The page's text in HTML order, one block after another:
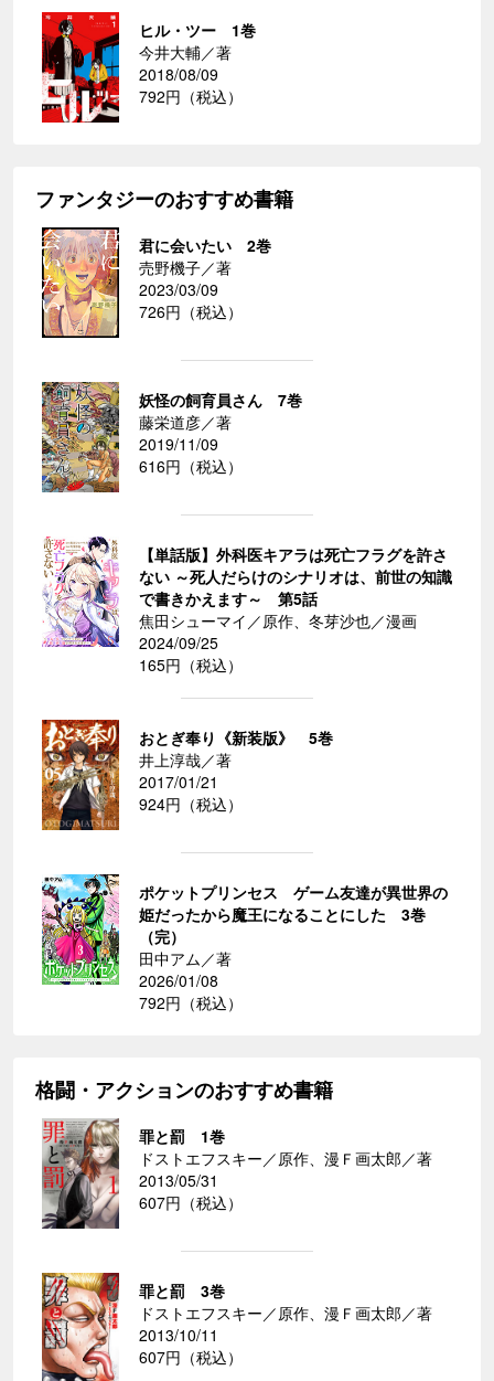
ヒル・ツー 1巻
今井大輔／著
2018/08/09
792円（税込）
ファンタジーのおすすめ書籍
君に会いたい 2巻
売野機子／著
2023/03/09
726円（税込）
妖怪の飼育員さん 7巻
藤栄道彦／著
2019/11/09
616円（税込）
【単話版】外科医キアラは死亡フラグを許さ
ない ～死人だらけのシナリオは、前世の知識
で書きかえます～ 第5話
焦田シューマイ／原作、冬芽沙也／漫画
2024/09/25
165円（税込）
おとぎ奉り《新装版》 5巻
井上淳哉／著
2017/01/21
924円（税込）
ポケットプリンセス ゲーム友達が異世界の
姫だったから魔王になることにした 3巻
（完）
田中アム／著
2026/01/08
792円（税込）
格闘・アクションのおすすめ書籍
罪と罰 1巻
ドストエフスキー／原作、漫Ｆ画太郎／著
2013/05/31
607円（税込）
罪と罰 3巻
ドストエフスキー／原作、漫Ｆ画太郎／著
2013/10/11
607円（税込）